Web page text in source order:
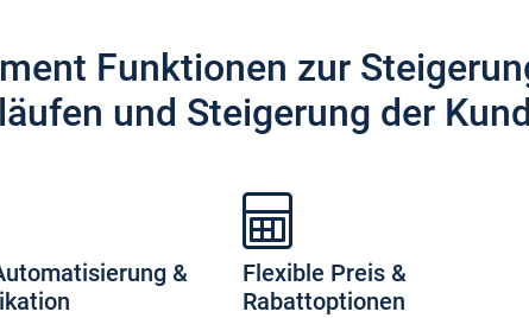
Funktionen zur
und Steigerung der
&
Flexible Preis &
Rabattoptionen